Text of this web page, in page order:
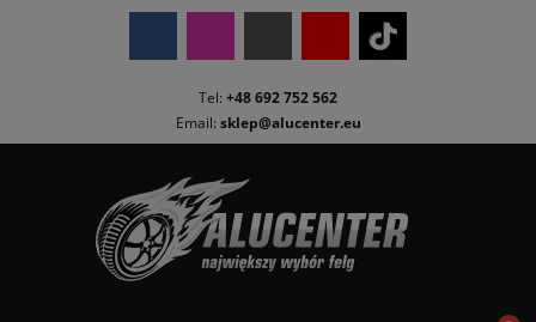
Tel: +48 692 752 562
Email: sklep@alucenter.eu